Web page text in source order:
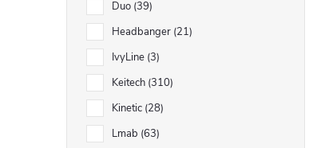
Duo 39
Headbanger 21
IvyLine 3
Keitech 310
Kinetic 28
Lmab 63